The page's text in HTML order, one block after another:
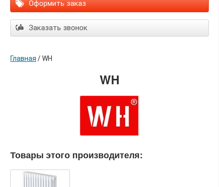
Оформить заказ
Заказать звонок
Главная /WH
WH
Товары этого производителя: